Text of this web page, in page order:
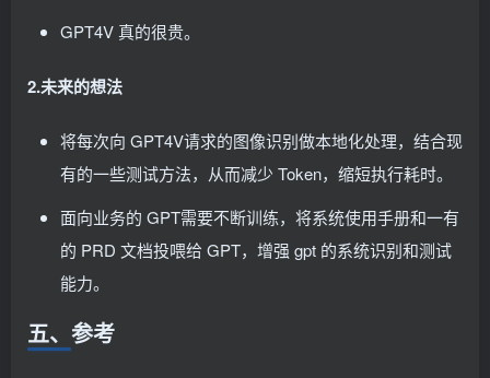
GPT4V 真的很贵。
2.未来的想法
将每次向 GPT4V请求的图像识别做本地化处理，结合现
有的一些测试方法，从而减少 Token，缩短执行耗时。
面向业务的 GPT需要不断训练，将系统使用手册和一有
的 PRD 文档投喂给 GPT，增强 gpt 的系统识别和测试
能力。
五、参考